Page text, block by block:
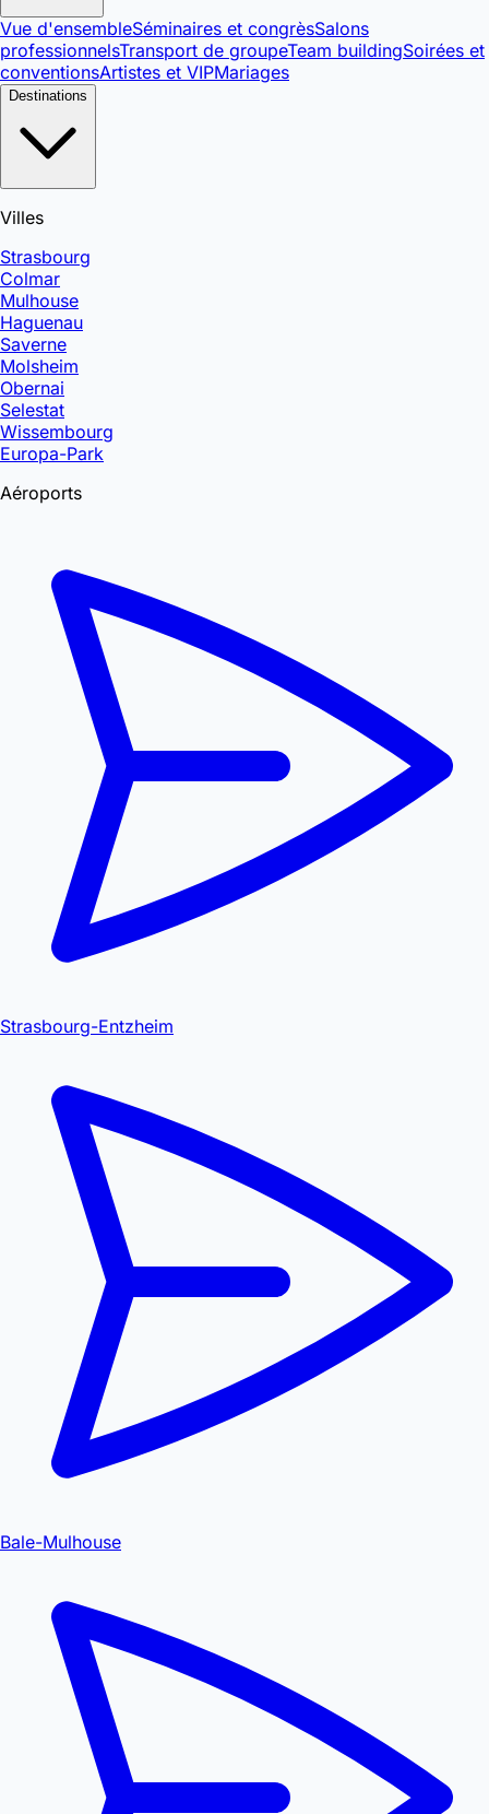
Vue d'ensembleSéminaires et congrèsSalons
professionnelsTransport de groupeTeam buildingSoirées et
conventionsArtistes et VIPMariages
Destinations
Villes
Strasbourg
Colmar
Mulhouse
Haguenau
Saverne
Molsheim
Obernai
Selestat
Wissembourg
Europa-Park
Aéroports
Strasbourg-Entzheim
Bale-Mulhouse